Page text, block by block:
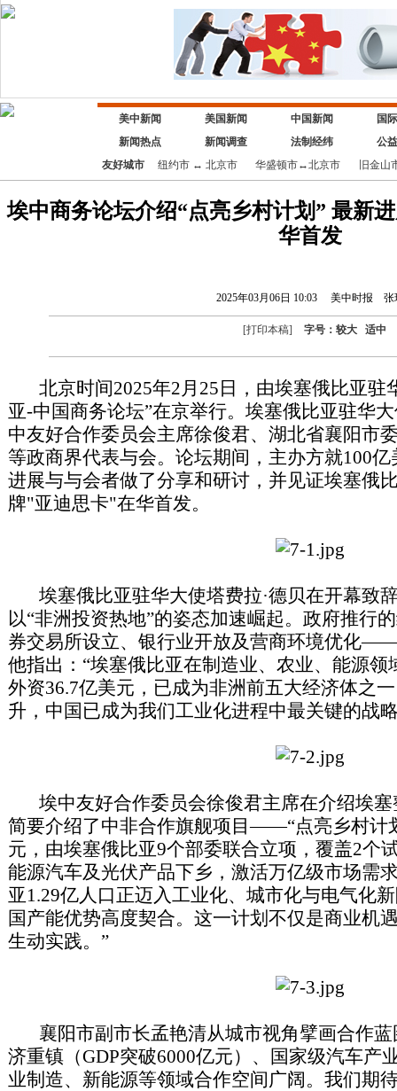
美中新闻 美国新闻 中国新闻
国
新闻热点
新闻调查 法制经纬
公
友好城市
纽约市↔ 北京市 华盛顿市↔北京市 旧金山
埃中商务论坛介绍“点亮乡村计划” 最新
华首发
2025年03月06日 10:03 美中时报 张
[打印本稿] 字号： 较大 适中
北京时间2025年2月25日，由埃塞俄比亚驻
亚-中国商务论坛”在京举行。埃塞俄比亚驻华
中友好合作委员会主席徐俊君、湖北省襄阳市
等政商界代表与会。论坛期间，主办方就100
进展与与会者做了分享和研讨，并见证埃塞俄
牌"亚迪思卡"在华首发。
埃塞俄比亚驻华大使塔费拉·德贝在开幕致
以“非洲投资热地”的姿态加速崛起。政府推
券交易所设立、银行业开放及营商环境优化
他指出：“埃塞俄比亚在制造业、农业、能源领
外资36.7亿美元，已成为非洲前五大经济体之
升，中国已成为我们工业化进程中最关键的战
埃中友好合作委员会徐俊君主席在介绍埃塞
简要介绍了中非合作旗舰项目——“点亮乡村计
元，由埃塞俄比亚9个部委联合立项，覆盖2个
能源汽车及光伏产品下乡，激活万亿级市场需
亚1.29亿人口正迈入工业化、城市化与电气化
国产能优势高度契合。这一计划不仅是商业机
生动实践。”
襄阳市副市长孟艳清从城市视角擘画合作蓝
济重镇（GDP突破6000亿元）、国家级汽车产
业制造、新能源等领域合作空间广阔。我们期